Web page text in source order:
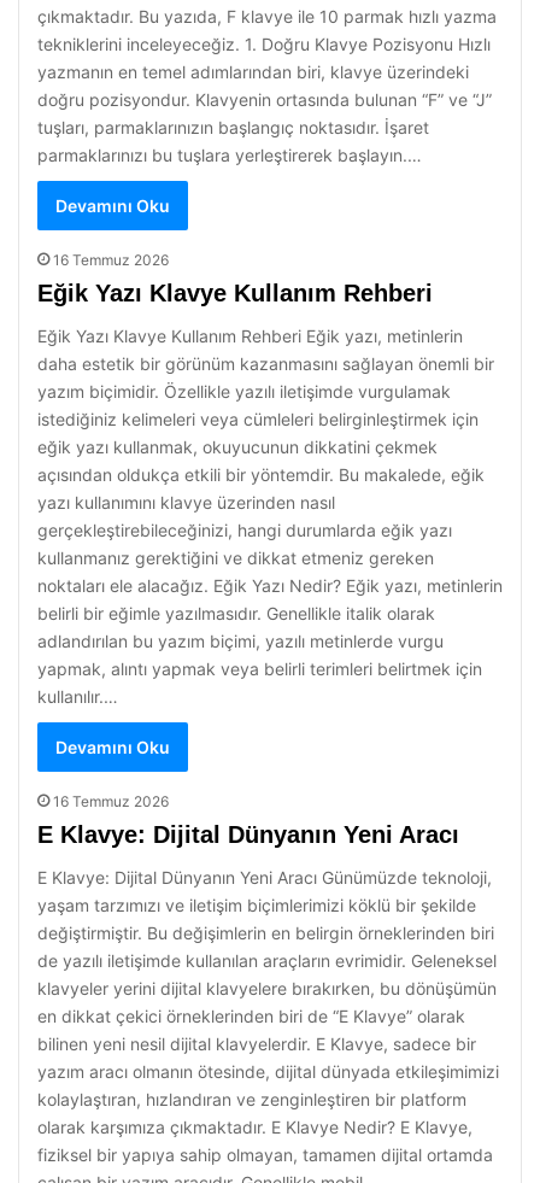
çıkmaktadır. Bu yazıda, F klavye ile 10 parmak hızlı yazma
tekniklerini inceleyeceğiz. 1. Doğru Klavye Pozisyonu Hızlı
yazmanın en temel adımlarından biri, klavye üzerindeki
doğru pozisyondur. Klavyenin ortasında bulunan “F” ve “J”
tuşları, parmaklarınızın başlangıç noktasıdır. İşaret
parmaklarınızı bu tuşlara yerleştirerek başlayın.…
Devamını Oku
16 Temmuz 2026
Eğik Yazı Klavye Kullanım Rehberi
Eğik Yazı Klavye Kullanım Rehberi Eğik yazı, metinlerin
daha estetik bir görünüm kazanmasını sağlayan önemli bir
yazım biçimidir. Özellikle yazılı iletişimde vurgulamak
istediğiniz kelimeleri veya cümleleri belirginleştirmek için
eğik yazı kullanmak, okuyucunun dikkatini çekmek
açısından oldukça etkili bir yöntemdir. Bu makalede, eğik
yazı kullanımını klavye üzerinden nasıl
gerçekleştirebileceğinizi, hangi durumlarda eğik yazı
kullanmanız gerektiğini ve dikkat etmeniz gereken
noktaları ele alacağız. Eğik Yazı Nedir? Eğik yazı, metinlerin
belirli bir eğimle yazılmasıdır. Genellikle italik olarak
adlandırılan bu yazım biçimi, yazılı metinlerde vurgu
yapmak, alıntı yapmak veya belirli terimleri belirtmek için
kullanılır.…
Devamını Oku
16 Temmuz 2026
E Klavye: Dijital Dünyanın Yeni Aracı
E Klavye: Dijital Dünyanın Yeni Aracı Günümüzde teknoloji,
yaşam tarzımızı ve iletişim biçimlerimizi köklü bir şekilde
değiştirmiştir. Bu değişimlerin en belirgin örneklerinden biri
de yazılı iletişimde kullanılan araçların evrimidir. Geleneksel
klavyeler yerini dijital klavyelere bırakırken, bu dönüşümün
en dikkat çekici örneklerinden biri de “E Klavye” olarak
bilinen yeni nesil dijital klavyelerdir. E Klavye, sadece bir
yazım aracı olmanın ötesinde, dijital dünyada etkileşimimizi
kolaylaştıran, hızlandıran ve zenginleştiren bir platform
olarak karşımıza çıkmaktadır. E Klavye Nedir? E Klavye,
fiziksel bir yapıya sahip olmayan, tamamen dijital ortamda